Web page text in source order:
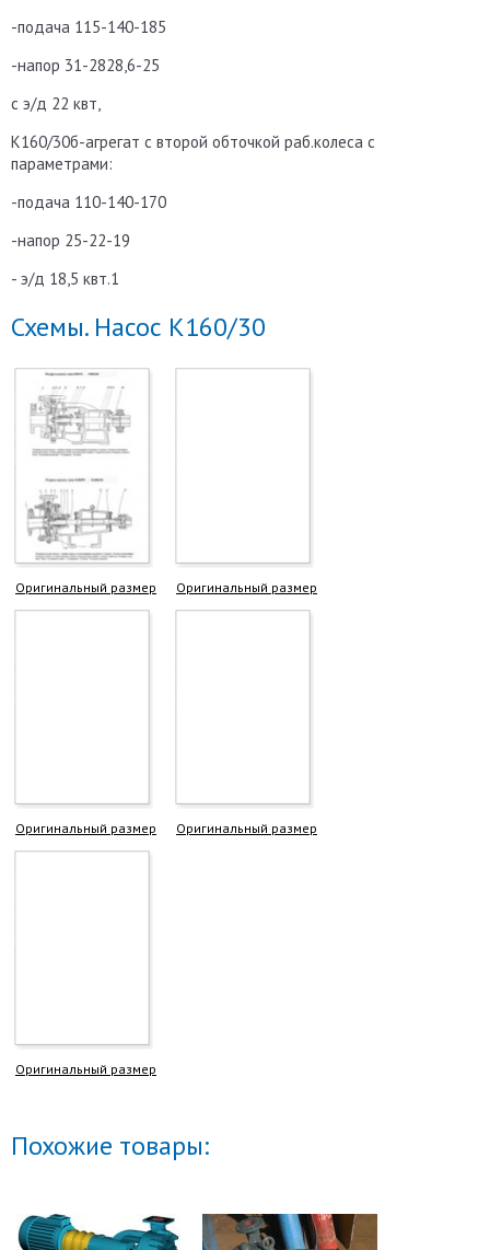
-подача 115-140-185
-напор 31-2828,6-25
с э/д 22 квт,
К160/30б-агрегат с второй обточкой раб.колеса с
параметрами:
-подача 110-140-170
-напор 25-22-19
- э/д 18,5 квт.1
Схемы. Насос К160/30
Оригинальный размер Оригинальный размер
Оригинальный размер Оригинальный размер
Оригинальный размер
Похожие товары: